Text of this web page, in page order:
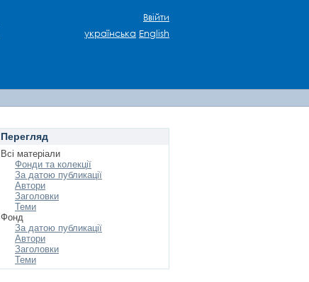
Ввійти
українська English
Перегляд
Всі матеріали
Фонди та колекції
За датою публикації
Автори
Заголовки
Теми
Фонд
За датою публикації
Автори
Заголовки
Теми